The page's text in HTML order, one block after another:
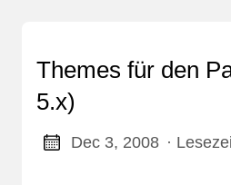
Themes für den
5.x)
Dec 3, 2008 ·